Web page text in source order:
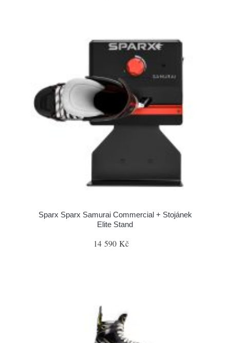
Sparx Sparx Samurai Commercial + Stojánek
Elite Stand
14 590 Kč